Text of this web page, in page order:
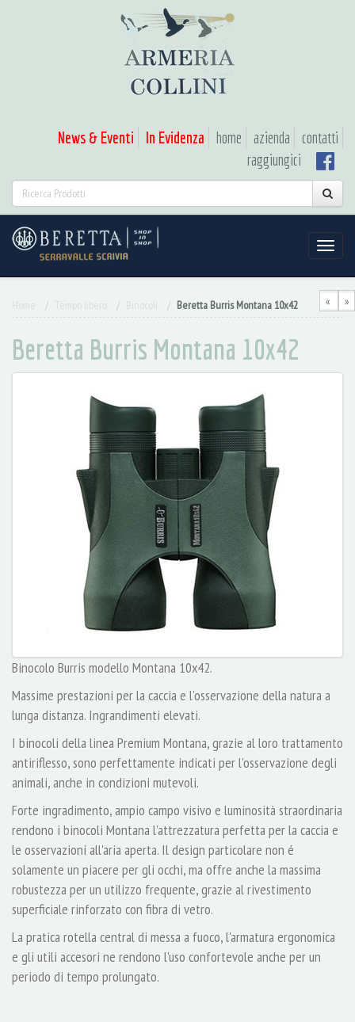
News & Eventi In Evidenza home azienda
contatti
raggiungici
Beretta Burris Montana 10x42
Beretta Burris Montana 10x42
« »
Binocolo Burris modello Montana 10x42.
Massime prestazioni per la caccia e l'osservazione della natura a
lunga distanza. Ingrandimenti elevati.
I binocoli della linea Premium Montana, grazie al loro trattamento
antiriflesso, sono perfettamente indicati per l'osservazione degli
animali, anche in condizioni mutevoli.
Forte ingradimento, ampio campo visivo e luminosità straordinaria
rendono i binocoli Montana l'attrezzatura perfetta per la caccia e
le osservazioni all'aria aperta. Il design particolare non é
solamente un piacere per gli occhi, ma offre anche la massima
robustezza per un utilizzo frequente, grazie al rivestimento
superficiale rinforzato con fibra di vetro.
La pratica rotella central di messa a fuoco, l'armatura ergonomica
e gli utili accesori ne rendono l'uso confortevole anche per un
periodo di tempo prolungato.